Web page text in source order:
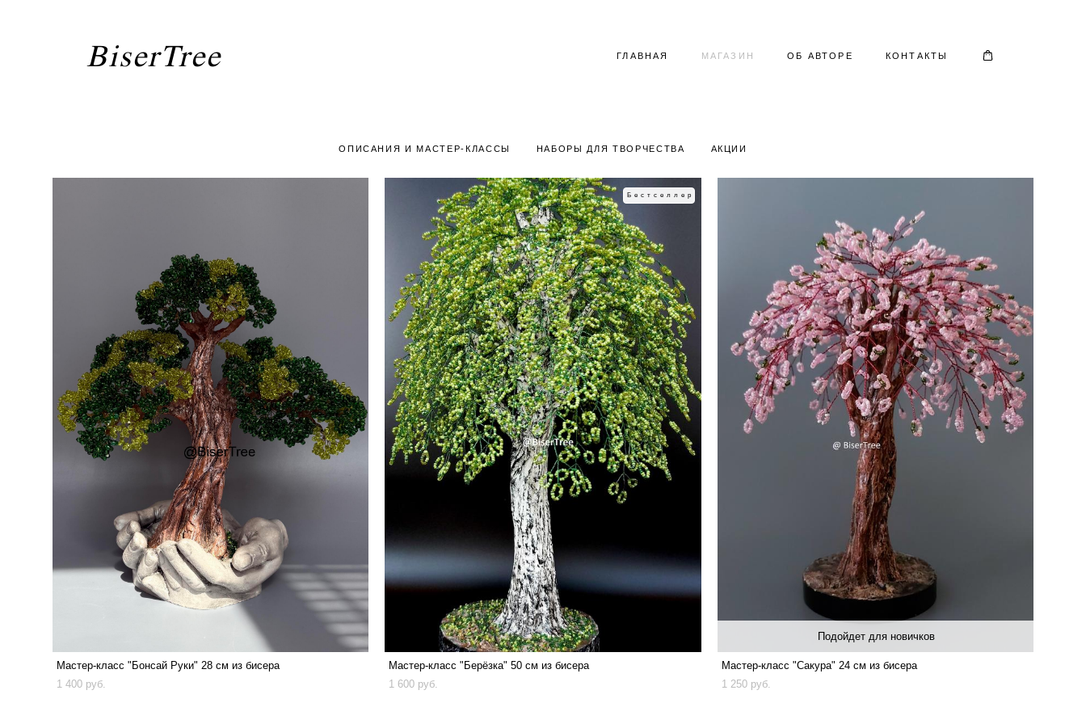
BiserTree ГЛАВНАЯ МАГАЗИН ОБ АВТОРЕ КОНТАКТЫ
ОПИСАНИЯ И МАСТЕР-КЛАССЫ НАБОРЫ ДЛЯ ТВОРЧЕСТВА АКЦИИ
Мастер-класс "Бонсай Руки" 28 см из бисера
1 400 pуб.
Бестселлер
Мастер-класс "Берёзка" 50 см из бисера
1 600 pуб.
Подойдет для новичков
Мастер-класс "Сакура" 24 см из бисера
1 250 pуб.